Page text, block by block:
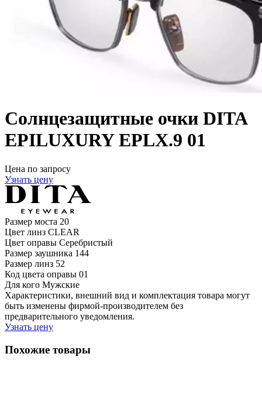
Солнцезащитные очки DITA
EPILUXURY EPLX.9 01
Цена по запросу
Узнать цену
Размер моста 20
Цвет линз CLEAR
Цвет оправы Серебристый
Размер заушника 144
Размер линз 52
Код цвета оправы 01
Для кого Мужские
Характеристики, внешний вид и комплектация товара могут
быть изменены фирмой-производителем без
предварительного уведомления.
Узнать цену
Похожие товары